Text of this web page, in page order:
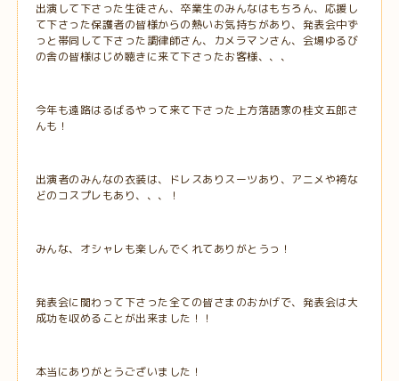
出演して下さった生徒さん、卒業生のみんなはもちろん、応援し
て下さった保護者の皆様からの熱いお気持ちがあり、発表会中ず
っと帯同して下さった調律師さん、カメラマンさん、会場ゆるび
の舎の皆様はじめ聴きに来て下さったお客様、、、
今年も遠路はるばるやって来て下さった上方落語家の桂文五郎さ
んも！
出演者のみんなの衣装は、ドレスありスーツあり、アニメや袴な
どのコスプレもあり、、、！
みんな、オシャレも楽しんでくれてありがとうっ！
発表会に関わって下さった全ての皆さまのおかげで、発表会は大
成功を収めることが出来ました！！
本当にありがとうございました！